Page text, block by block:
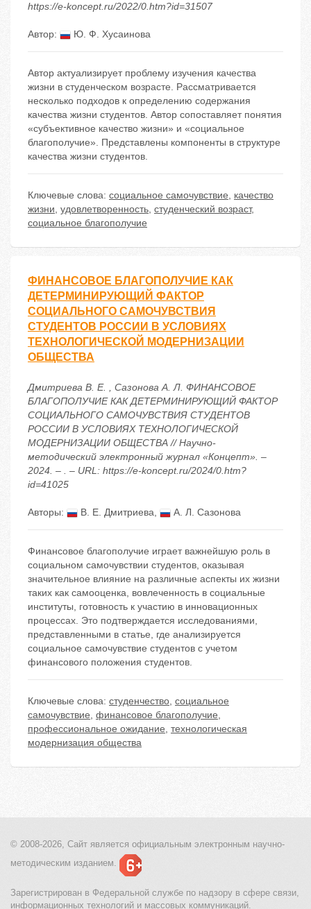
https://e-koncept.ru/2022/0.htm?id=31507
Автор: Ю. Ф. Хусаинова
Автор актуализирует проблему изучения качества
жизни в студенческом возрасте. Рассматривается
несколько подходов к определению содержания
качества жизни студентов. Автор сопоставляет понятия
«субъективное качество жизни» и «социальное
благополучие». Представлены компоненты в структуре
качества жизни студентов.
Ключевые слова: социальное самочувствие, качество
жизни, удовлетворенность, студенческий возраст,
социальное благополучие
ФИНАНСОВОЕ БЛАГОПОЛУЧИЕ КАК
ДЕТЕРМИНИРУЮЩИЙ ФАКТОР
СОЦИАЛЬНОГО САМОЧУВСТВИЯ
СТУДЕНТОВ РОССИИ В УСЛОВИЯХ
ТЕХНОЛОГИЧЕСКОЙ МОДЕРНИЗАЦИИ
ОБЩЕСТВА
Дмитриева В. Е. , Сазонова А. Л. ФИНАНСОВОЕ
БЛАГОПОЛУЧИЕ КАК ДЕТЕРМИНИРУЮЩИЙ ФАКТОР
СОЦИАЛЬНОГО САМОЧУВСТВИЯ СТУДЕНТОВ
РОССИИ В УСЛОВИЯХ ТЕХНОЛОГИЧЕСКОЙ
МОДЕРНИЗАЦИИ ОБЩЕСТВА // Научно-
методический электронный журнал «Концепт». –
2024. – . – URL: https://e-koncept.ru/2024/0.htm?
id=41025
Авторы: В. Е. Дмитриева, А. Л. Сазонова
Финансовое благополучие играет важнейшую роль в
социальном самочувствии студентов, оказывая
значительное влияние на различные аспекты их жизни
таких как самооценка, вовлеченность в социальные
институты, готовность к участию в инновационных
процессах. Это подтверждается исследованиями,
представленными в статье, где анализируется
социальное самочувствие студентов с учетом
финансового положения студентов.
Ключевые слова: студенчество, социальное
самочувствие, финансовое благополучие,
профессиональное ожидание, технологическая
модернизация общества
© 2008-2026, Сайт является официальным электронным научно-
методическим изданием.
Зарегистрирован в Федеральной службе по надзору в сфере связи,
информационных технологий и массовых коммуникаций.